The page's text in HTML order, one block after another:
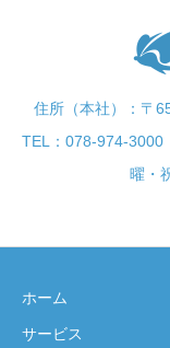
住所（本社）：〒
TEL：078-974-3000
曜・
ホーム
サービス